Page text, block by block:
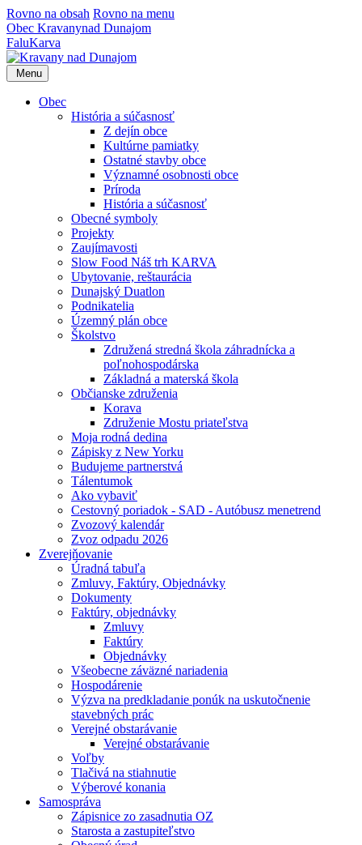
Rovno na obsah Rovno na menu
Obec Kravanynad Dunajom
FaluKarva
Menu
Obec
História a súčasnosť
Z dejín obce
Kultúrne pamiatky
Ostatné stavby obce
Významné osobnosti obce
Príroda
História a súčasnosť
Obecné symboly
Projekty
Zaujímavosti
Slow Food Náš trh KARVA
Ubytovanie, reštaurácia
Dunajský Duatlon
Podnikatelia
Územný plán obce
Školstvo
Združená stredná škola záhradnícka a
poľnohospodárska
Základná a materská škola
Občianske združenia
Korava
Združenie Mostu priateľstva
Moja rodná dedina
Zápisky z New Yorku
Budujeme partnerstvá
Tálentumok
Ako vybaviť
Cestovný poriadok - SAD - Autóbusz menetrend
Zvozový kalendár
Zvoz odpadu 2026
Zverejňovanie
Úradná tabuľa
Zmluvy, Faktúry, Objednávky
Dokumenty
Faktúry, objednávky
Zmluvy
Faktúry
Objednávky
Všeobecne záväzné nariadenia
Hospodárenie
Výzva na predkladanie ponúk na uskutočnenie
stavebných prác
Verejné obstarávanie
Verejné obstarávanie
Voľby
Tlačivá na stiahnutie
Výberové konania
Samospráva
Zápisnice zo zasadnutia OZ
Starosta a zastupiteľstvo